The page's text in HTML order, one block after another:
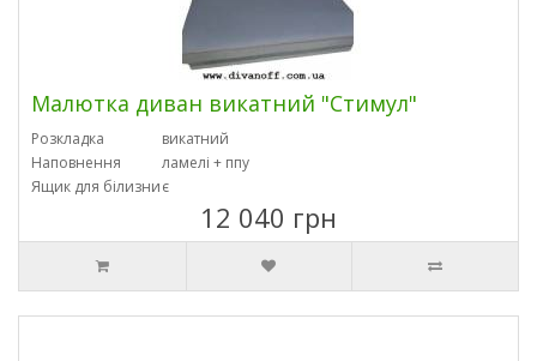
Малютка диван викатний "Стимул"
Розкладка
викатний
Наповнення
ламелі + ппу
Ящик для білизниє
12 040 грн